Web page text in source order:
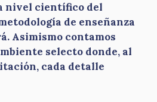
nivel científico del
de enseñanza
Asimismo contamos
selecto donde, al
cada detalle